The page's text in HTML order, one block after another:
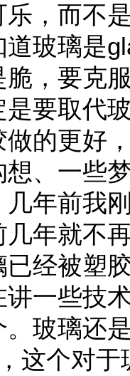
，而不
玻璃是
，要克
要取代
的更好
、一些
年前我
年就不
经被塑
一些技
玻璃还
这个对